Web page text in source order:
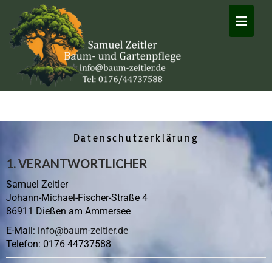
Datenschutzerklärung
1. VERANTWORTLICHER
Samuel Zeitler
Johann-Michael-Fischer-Straße 4
86911 Dießen am Ammersee
E-Mail: info@baum-zeitler.de
Telefon: 0176 44737588